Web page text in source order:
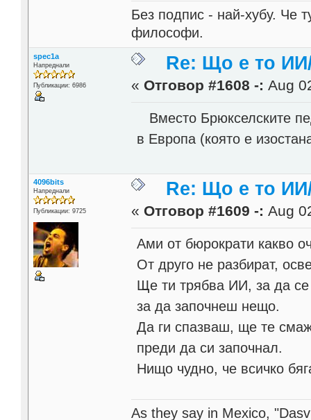
Без подпис - най-хубу. Че
философи.
spec1a
Напреднали
Публикации: 6986
Re: Що е то
« Отговор #1608 -: Aug
Вместо Брюкселските
в Европа (която е
4096bits
Напреднали
Публикации: 9725
Re: Що е то
« Отговор #1609 -: Aug
Ами от бюрократи какво
От друго не разбират,
Ще ти трябва ИИ, за да
за да започнеш нещо.
Да ги спазваш, ще те
преди да си започнал.
Нищо чудно, че всичко
As they say in Mexico,